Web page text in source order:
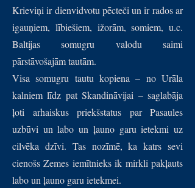
Krieviņi ir dienvidvotu pēcteči un ir rados ar
igauņiem, lībiešiem, ižorām, somiem, u.c.
Baltijas somugru valodu saimi
pārstāvošajām tautām.
Visa somugru tautu kopiena – no Urāla
kalniem līdz pat Skandināvijai – saglabāja
ļoti arhaiskus priekšstatus par Pasaules
uzbūvi un labo un ļauno garu ietekmi uz
cilvēka dzīvi. Tas nozīmē, ka katrs sevi
cienošs Zemes iemītnieks ik mirkli pakļauts
labo un ļauno garu ietekmei.